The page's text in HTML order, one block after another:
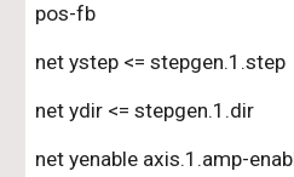
pos-fb
net ystep <= stepgen.1.step
net ydir <= stepgen.1.dir
net yenable axis.1.amp-